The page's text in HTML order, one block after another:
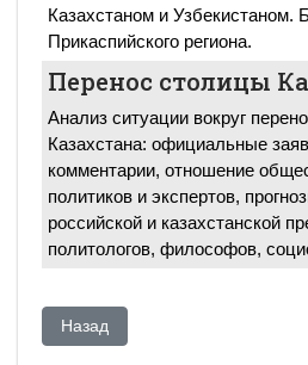
Казахстаном и Узбекистаном.
Прикаспийского региона.
Перенос столицы
Анализ ситуации вокруг
Казахстана: официальные
комментарии, отношение
политиков и экспертов,
российской и казахстанской
политологов, философов,
Предыдущий: Молния: Убита
Назад